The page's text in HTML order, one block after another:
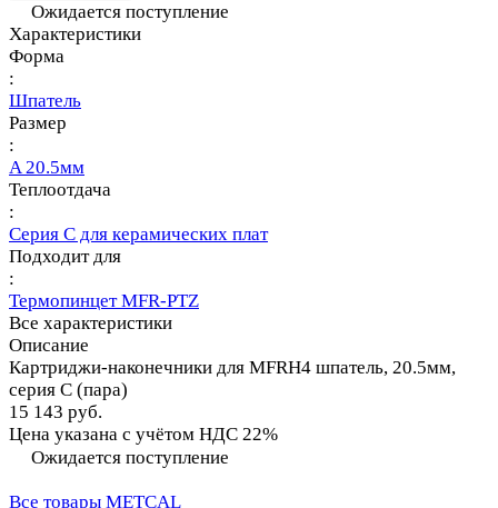
Ожидается поступление
Характеристики
Форма
:
Шпатель
Размер
:
A 20.5мм
Теплоотдача
:
Серия C для керамических плат
Подходит для
:
Термопинцет MFR-PTZ
Все характеристики
Описание
Картриджи-наконечники для MFRH4 шпатель, 20.5мм,
серия C (пара)
15 143 руб.
Цена указана с учётом НДС 22%
Ожидается поступление
Все товары METCAL